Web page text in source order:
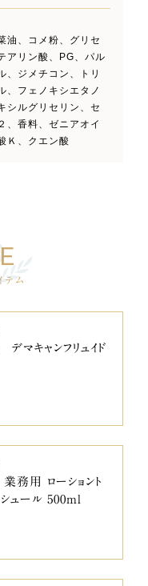
油、コメ粉、グリセ
アリン酸、PG、パル
、ジメチコン、トリ
、フェノキシエタノ
シルグリセリン、セ
、香料、ゼニアオイ
Ｋ、クエン酸
テム
マキャンフリュイド
務用 ローショント
シュール 500ml